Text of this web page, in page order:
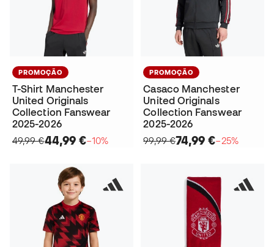
PROMOÇÃO
T-Shirt Manchester
United Originals
Collection Fanswear
2025-2026
49,99 €44,99 €−10%
PROMOÇÃO
Casaco Manchester
United Originals
Collection Fanswear
2025-2026
99,99 €74,99 €−25%